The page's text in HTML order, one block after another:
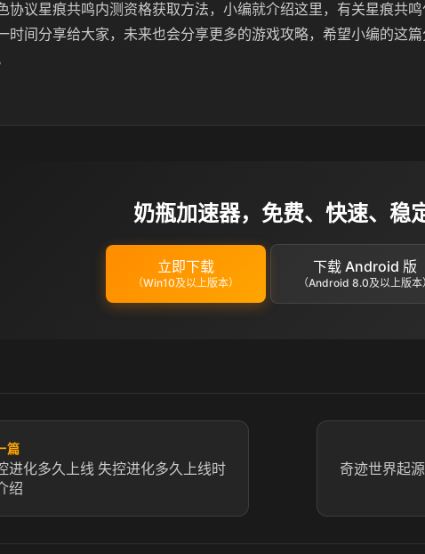
协议星痕共鸣内测资格获取方法，小编就介绍这里，有关星痕共
时间分享给大家，未来也会分享更多的游戏攻略，希望小编的这
奶瓶加速器，免费、快速、稳
立即下载
（Win10及以上版本）
下载 Android 版
（Android 8.0及以上版本）
篇
进化多久上线 失控进化多久上线时
绍
奇迹世界起